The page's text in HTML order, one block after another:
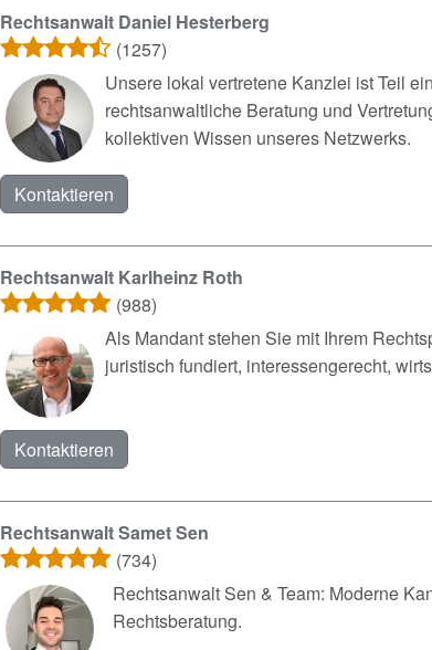
Rechtsanwalt Daniel Hesterberg
(1257)
Unsere lokal vertretene Kanzlei ist Teil
rechtsanwaltliche Beratung und
kollektiven Wissen unseres Netzwerks.
Kontaktieren
Rechtsanwalt Karlheinz Roth
(988)
Als Mandant stehen Sie mit Ihrem
juristisch fundiert, interessengerecht,
Kontaktieren
Rechtsanwalt Samet Sen
(734)
Rechtsanwalt Sen & Team: Moderne
Rechtsberatung.